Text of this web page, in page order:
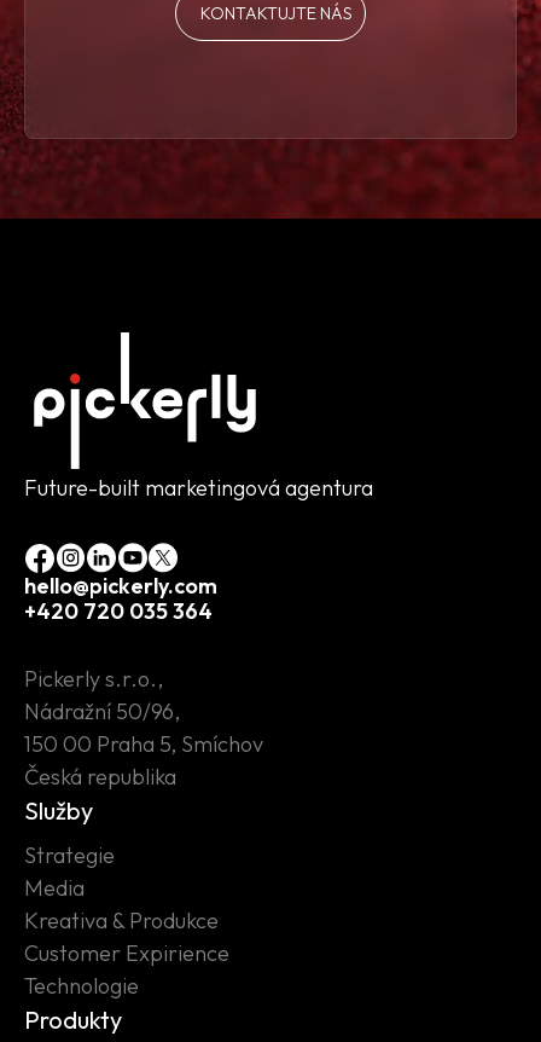
KONTAKTUJTE NÁS
Future-built marketingová agentura
hello@pickerly.com
+420 720 035 364
Pickerly s.r.o.,
Nádražní 50/96,
150 00 Praha 5, Smíchov
Česká republika
Služby
Strategie
Media
Kreativa & Produkce
Customer Expirience
Technologie
Produkty